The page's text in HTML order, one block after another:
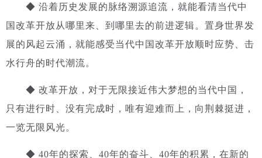
◆ 沿着历史发展的脉络溯源追流，就能看清当代中
国改革开放从哪里来、到哪里去的前进逻辑。置身世界发
展的风起云涌，就能感受当代中国改革开放顺时应势、击
水行舟的时代潮流。
◆ 改革开放，对于无限接近伟大梦想的当代中国，
只有进行时、没有完成时，唯有迎难而上，向荆棘挺进，
一览无限风光。
◆ 40年的探索、40年的奋斗、40年的积累，在新的